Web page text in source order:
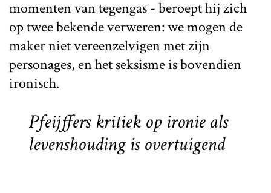
momenten van tegengas - beroept hij zich
op twee bekende verweren: we mogen de
maker niet vereenzelvigen met zijn
personages, en het seksisme is bovendien
ironisch.
Pfeijffers kritiek op ironie als
levenshouding is overtuigend